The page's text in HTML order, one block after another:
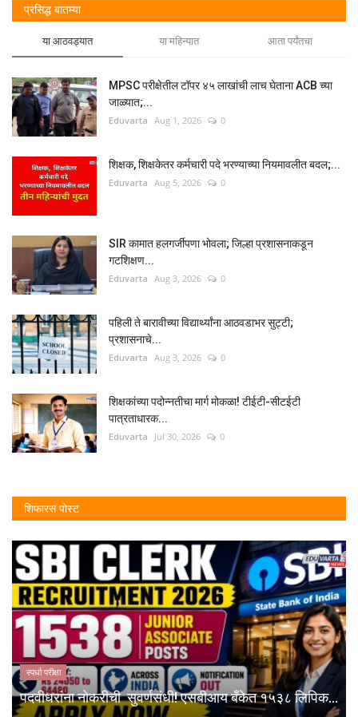
प्रसिद्ध बातम्या
या आठवड्यात या महिन्यात आता पर्यंतचा
MPSC परीक्षेतील टॉपर ४५ लाखांची लाच घेताना ACB च्या
जाळ्यात;...
Eduvarta Aug 1, 2026 0
शिक्षक, शिक्षकेतर कर्मचारी पदे भरण्याच्या नियमावलीत बदल;...
Eduvarta Aug 5, 2026 0
SIR कामात हलगर्जीपणा भोवला; जिल्हा प्रशासनाकडून
गटशिक्षण...
Eduvarta Aug 3, 2026 0
पहिली ते बारावीच्या विद्यार्थ्यांना आठवडाभर सुट्टी;
प्रशासनाचे...
Eduvarta Aug 3, 2026 0
शिक्षकांच्या पदोन्नतीचा मार्ग मोकळा! टीईटी-सीटईटी
पात्रताधारक...
Eduvarta Jul 30, 2026 0
शिफारस पोस्ट
स्पर्धा परीक्षा
पदवीधरांना नोकरीची सुवर्णसंधी! एसबीआय बँकेत १५३८ लिपिक...